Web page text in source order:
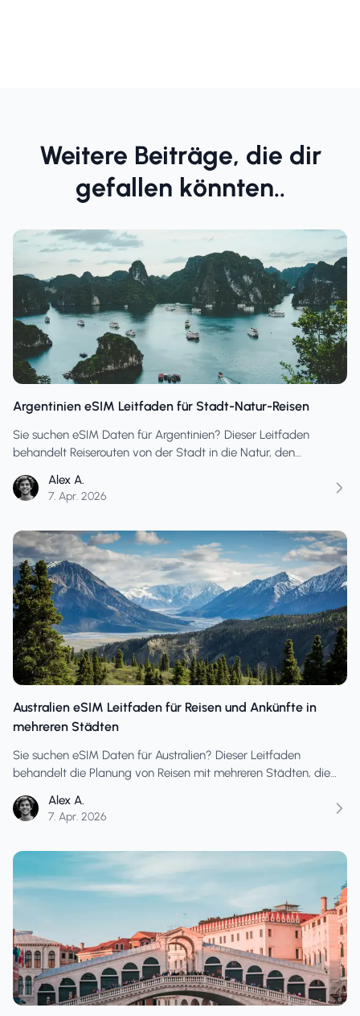
Weitere Beiträge, die dir
gefallen könnten..
Argentinien eSIM Leitfaden für Stadt-Natur-Reisen
Sie suchen eSIM Daten für Argentinien? Dieser Leitfaden
behandelt Reiserouten von der Stadt in die Natur, den
Transfertage im Vergleich zu ruhigen Besichtigungstagen.
Alex A.
7. Apr. 2026
Australien eSIM Leitfaden für Reisen und Ankünfte in
mehreren Städten
Sie suchen eSIM Daten für Australien? Dieser Leitfaden
behandelt die Planung von Reisen mit mehreren Städten, die
wie Sie bei wechselnden Reiserouten eine Unterfinanzierung
vermeiden.
Alex A.
7. Apr. 2026